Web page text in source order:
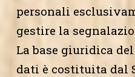
personali
gestire la
La base giuridica
dati è costituita dal